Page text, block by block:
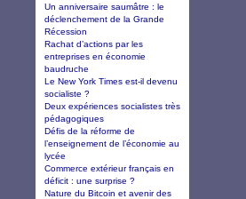
Un anniversaire saumâtre : le
déclenchement de la Grande
Récession
Rachat d’actions par les
entreprises en économie
baudruche
Le New York Times est-il devenu
socialiste ?
Deux expériences socialistes très
pédagogiques
Défis de la réforme de
l’enseignement de l’économie au
lycée
Commerce extérieur français en
déficit : une surprise ?
Nature du Bitcoin et avenir des